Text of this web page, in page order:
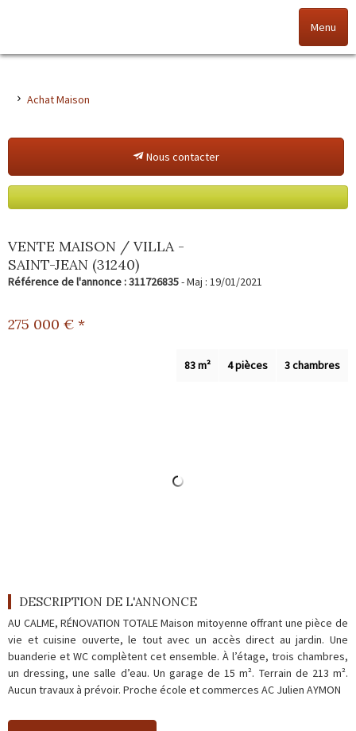
Menu
Vendez votre bien
Alerte immo
Gestion
Achat Maison
Nous contacter
VENTE MAISON / VILLA -
SAINT-JEAN (31240)
Référence de l'annonce : 311726835- Maj : 19/01/2021
275 000 € *
3 chambres
4 pièces
83 m²
DESCRIPTION DE L'ANNONCE
AU CALME, RÉNOVATION TOTALE Maison mitoyenne offrant une pièce de
vie et cuisine ouverte, le tout avec un accès direct au jardin. Une
buanderie et WC complètent cet ensemble. À l’étage, trois chambres,
un dressing, une salle d’eau. Un garage de 15 m². Terrain de 213 m².
Aucun travaux à prévoir. Proche école et commerces AC Julien AYMON